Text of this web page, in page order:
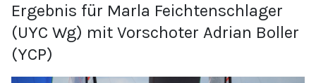
Ergebnis für Marla Feichtenschlager
(UYC Wg) mit Vorschoter Adrian Boller
(YCP)